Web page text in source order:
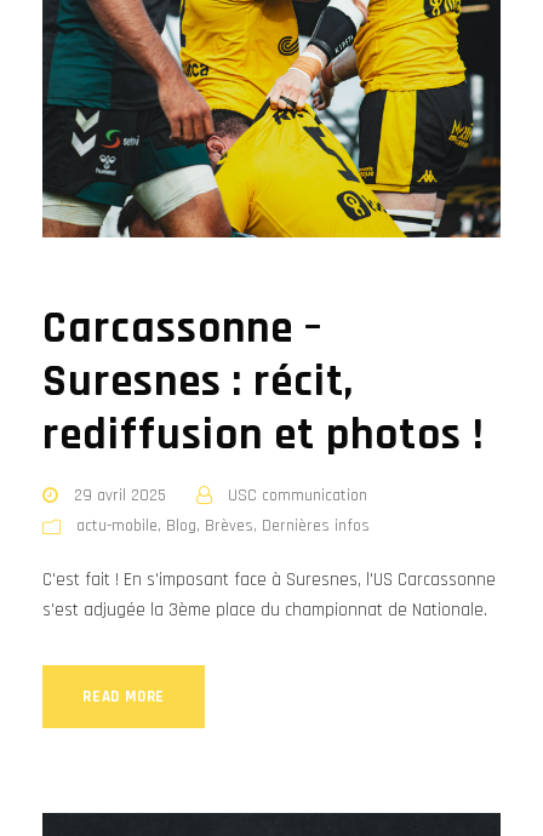
Carcassonne –
Suresnes : récit,
rediffusion et photos !
29 avril 2025
USC communication
actu-mobile, Blog, Brèves, Dernières infos
C'est fait ! En s'imposant face à Suresnes, l'US Carcassonne
s'est adjugée la 3ème place du championnat de Nationale.
READ MORE